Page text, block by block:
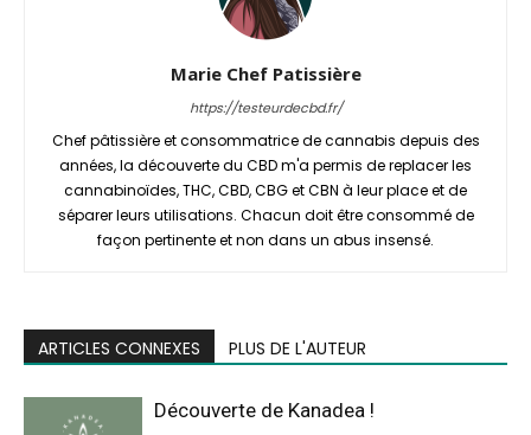
Marie Chef Patissière
https://testeurdecbd.fr/
Chef pâtissière et consommatrice de cannabis depuis des
années, la découverte du CBD m'a permis de replacer les
cannabinoïdes, THC, CBD, CBG et CBN à leur place et de
séparer leurs utilisations. Chacun doit être consommé de
façon pertinente et non dans un abus insensé.
ARTICLES CONNEXES PLUS DE L'AUTEUR
Découverte de Kanadea !